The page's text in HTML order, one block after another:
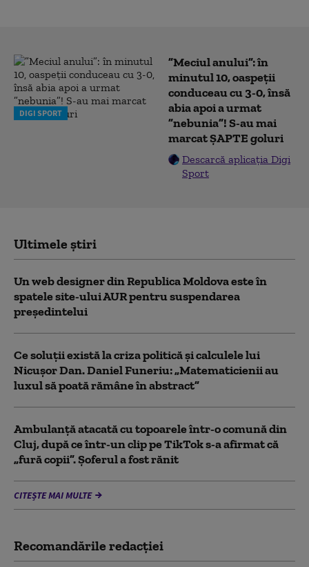
DIGI SPORT
”Meciul anului”: în
minutul 10, oaspeții
conduceau cu 3-0, însă
abia apoi a urmat
”nebunia”! S-au mai
marcat ȘAPTE goluri
Descarcă aplicația Digi
Sport
Ultimele știri
Un web designer din Republica Moldova este în
spatele site-ului AUR pentru suspendarea
președintelui
Ce soluții există la criza politică și calculele lui
Nicușor Dan. Daniel Funeriu: „Matematicienii au
luxul să poată rămâne în abstract”
Ambulanţă atacată cu topoarele într-o comună din
Cluj, după ce într-un clip pe TikTok s-a afirmat că
„fură copii”. Șoferul a fost rănit
CITEȘTE MAI MULTE
Recomandările redacţiei